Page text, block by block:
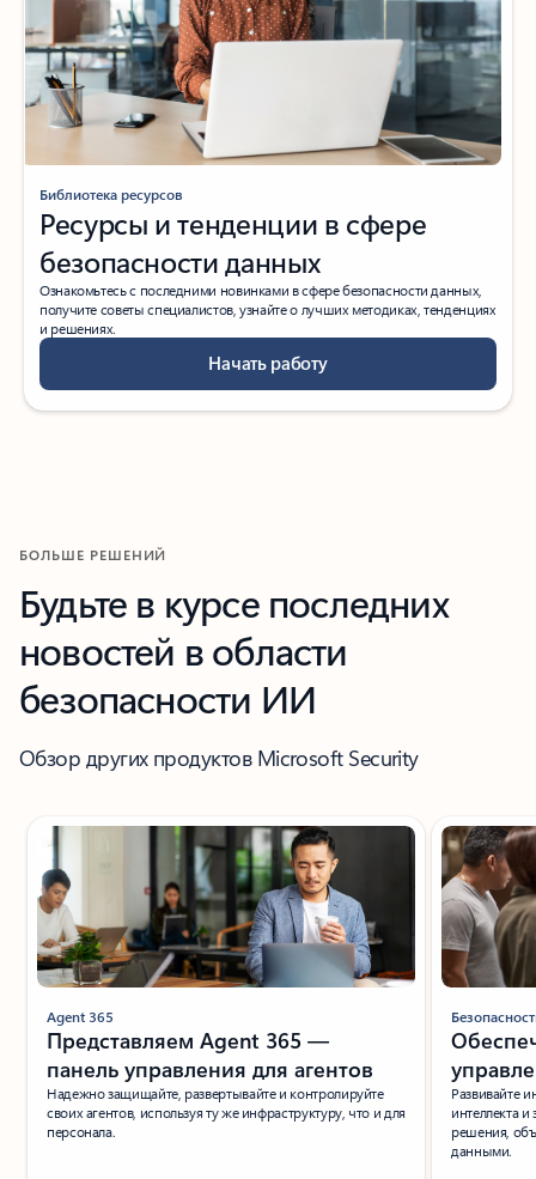
Библиотека ресурсов
Ресурсы и тенденции в сфере
безопасности данных
Ознакомьтесь с последними новинками в сфере безопасности данных,
получите советы специалистов, узнайте о лучших методиках, тенденциях
и решениях.
Начать работу
БОЛЬШЕ РЕШЕНИЙ
Будьте в курсе последних
новостей в области
безопасности ИИ
Обзор других продуктов Microsoft Security
Показан слайд 1 из 4
Agent 365
Представляем Agent 365 —
панель управления для агентов
Надежно защищайте, развертывайте и контролируйте
своих агентов, используя ту же инфраструктуру, что и для
персонала.
Развивайте
интеллекта
решения,
данными.